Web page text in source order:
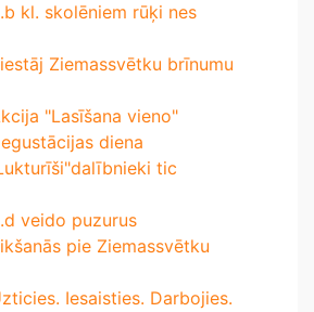
kl. skolēniem rūķi nes
Ziemassvētku brīnumu
"Lasīšana vieno"
diena
tic
veido puzurus
pie Ziemassvētku
Iesaisties. Darbojies.